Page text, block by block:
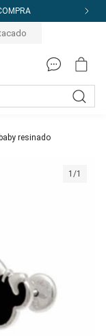
resinado
1/1